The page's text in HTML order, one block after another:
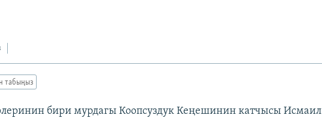
табыңыз
бири мурдагы Коопсуздук Кеңешинин катчысы Исмаил